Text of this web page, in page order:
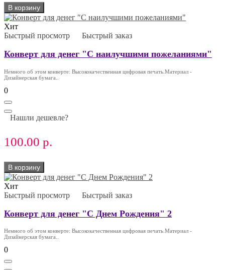
В корзину
Хит
Быстрый просмотр
Быстрый заказ
Конверт для денег "С наилучшими пожеланиями"
Немного об этом конверте: Высококачественная цифровая печать.Материал -
Дизайнерская бумага..
0
Нашли дешевле?
100.00 р.
В корзину
Хит
Быстрый просмотр
Быстрый заказ
Конверт для денег "С Днем Рождения" 2
Немного об этом конверте: Высококачественная цифровая печать.Материал -
Дизайнерская бумага..
0